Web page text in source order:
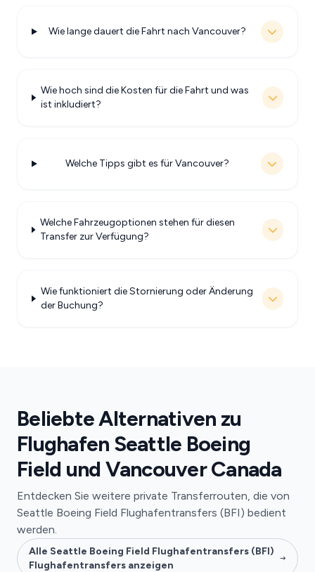
Wie lange dauert die Fahrt nach Vancouver?
Wie hoch sind die Kosten für die Fahrt und was
ist inkludiert?
Welche Tipps gibt es für Vancouver?
Welche Fahrzeugoptionen stehen für diesen
Transfer zur Verfügung?
Wie funktioniert die Stornierung oder Änderung
der Buchung?
Beliebte Alternativen zu
Flughafen Seattle Boeing
Field und Vancouver Canada
Entdecken Sie weitere private Transferrouten, die von
Seattle Boeing Field Flughafentransfers (BFI) bedient
werden.
Alle Seattle Boeing Field Flughafentransfers (BFI)
Flughafentransfers anzeigen